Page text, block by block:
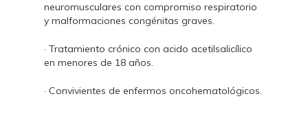
neuromusculares con compromiso respiratorio
y malformaciones congénitas graves.
· Tratamiento crónico con acido acetilsalicílico
en menores de 18 años.
· Convivientes de enfermos oncohematológicos.